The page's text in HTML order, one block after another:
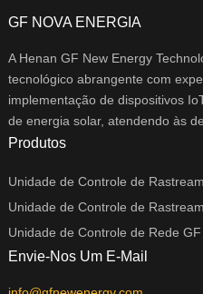
GF NOVA ENERGIA
A Henan GF New Energy
tecnológico abrangente com
implementação de dispositivos
de energia solar, atendendo às
Produtos
Unidade de Controle de
Unidade de Controle de
Unidade de Controle de Rede
Envie-Nos Um E-Mail